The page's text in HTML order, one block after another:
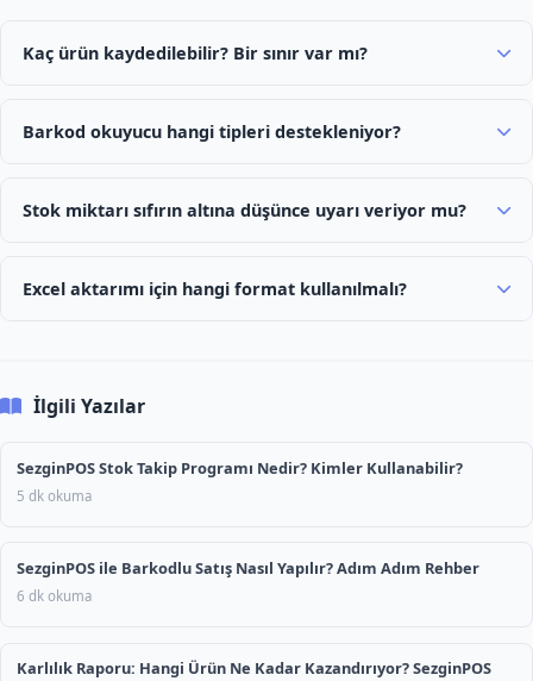
Kaç ürün kaydedilebilir? Bir sınır var mı?
Barkod okuyucu hangi tipleri destekleniyor?
Stok miktarı sıfırın altına düşünce uyarı veriyor mu?
Excel aktarımı için hangi format kullanılmalı?
İlgili Yazılar
SezginPOS Stok Takip Programı Nedir? Kimler Kullanabilir?
5 dk okuma
SezginPOS ile Barkodlu Satış Nasıl Yapılır? Adım Adım Rehber
6 dk okuma
Karlılık Raporu: Hangi Ürün Ne Kadar Kazandırıyor? SezginPOS